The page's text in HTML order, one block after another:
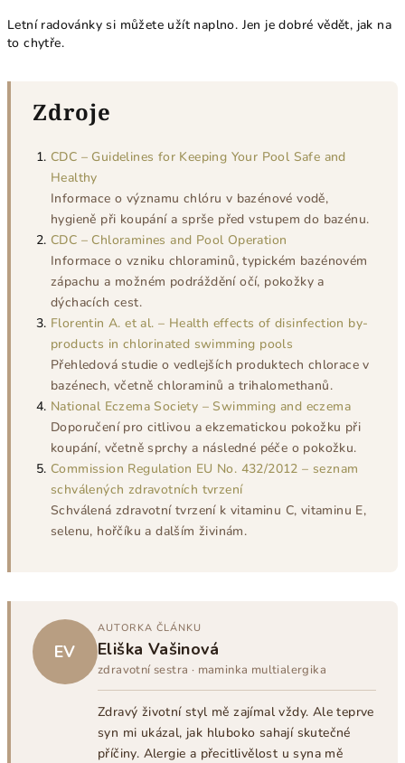
Letní radovánky si můžete užít naplno. Jen je dobré vědět, jak na
to chytře.
Zdroje
CDC – Guidelines for Keeping Your Pool Safe and
Healthy
Informace o významu chlóru v bazénové vodě,
hygieně při koupání a sprše před vstupem do bazénu.
CDC – Chloramines and Pool Operation
Informace o vzniku chloraminů, typickém bazénovém
zápachu a možném podráždění očí, pokožky a
dýchacích cest.
Florentin A. et al. – Health effects of disinfection by-
products in chlorinated swimming pools
Přehledová studie o vedlejších produktech chlorace v
bazénech, včetně chloraminů a trihalomethanů.
National Eczema Society – Swimming and eczema
Doporučení pro citlivou a ekzematickou pokožku při
koupání, včetně sprchy a následné péče o pokožku.
Commission Regulation EU No. 432/2012 – seznam
schválených zdravotních tvrzení
Schválená zdravotní tvrzení k vitaminu C, vitaminu E,
selenu, hořčíku a dalším živinám.
EV
AUTORKA ČLÁNKU
Eliška Vašinová
zdravotní sestra · maminka multialergika
Zdravý životní styl mě zajímal vždy. Ale teprve
syn mi ukázal, jak hluboko sahají skutečné
příčiny. Alergie a přecitlivělost u syna mě